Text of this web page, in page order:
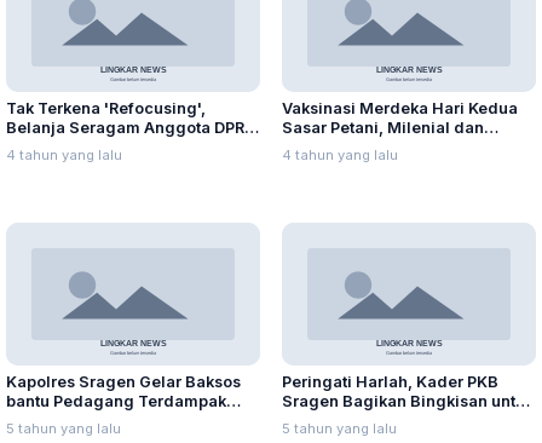
Tak Terkena 'Refocusing',
Belanja Seragam Anggota DPRD
Capai Ratusan Juta
4 tahun yang lalu
Vaksinasi Merdeka Hari Kedua
Sasar Petani, Milenial dan
Pegawai SPBU
4 tahun yang lalu
Kapolres Sragen Gelar Baksos
bantu Pedagang Terdampak
PPKM
5 tahun yang lalu
Peringati Harlah, Kader PKB
Sragen Bagikan Bingkisan untuk
Keluarga Isoman
5 tahun yang lalu